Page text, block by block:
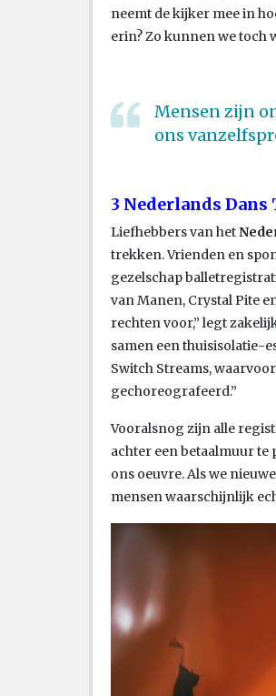
neemt de kijker mee in
erin? Zo kunnen we toch
Mensen zijn
ons
3 Nederlands
Liefhebbers van het
trekken. Vrienden en
gezelschap
van Manen, Crystal Pite
rechten voor,” legt
samen een thuisisolatie-
Switch Streams,
gechoreografeerd.”
Vooralsnog zijn alle
achter een betaalmuur te
ons oeuvre. Als we
mensen waarschijnlijk